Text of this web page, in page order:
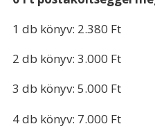
1 db könyv: 2.380 Ft
2 db könyv: 3.000 Ft
3 db könyv: 5.000 Ft
4 db könyv: 7.000 Ft